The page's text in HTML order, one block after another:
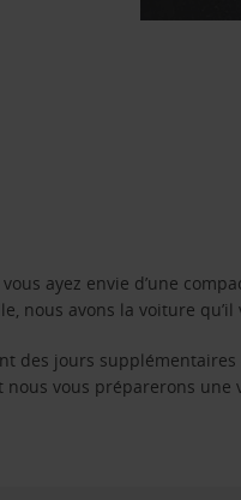
ayez envie d’une
nous avons la voiture qu’il
des jours
vous préparerons